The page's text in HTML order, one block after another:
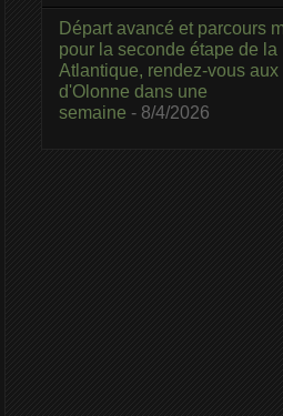
Départ avancé et parcours
pour la seconde étape de la
Atlantique, rendez-vous
d'Olonne dans une
semaine - 8/4/2026